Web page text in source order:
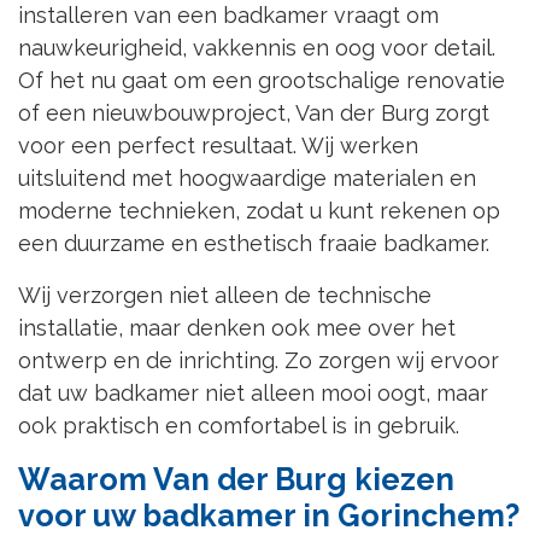
installeren van een badkamer vraagt om
nauwkeurigheid, vakkennis en oog voor detail.
Of het nu gaat om een grootschalige renovatie
of een nieuwbouwproject, Van der Burg zorgt
voor een perfect resultaat. Wij werken
uitsluitend met hoogwaardige materialen en
moderne technieken, zodat u kunt rekenen op
een duurzame en esthetisch fraaie badkamer.
Wij verzorgen niet alleen de technische
installatie, maar denken ook mee over het
ontwerp en de inrichting. Zo zorgen wij ervoor
dat uw badkamer niet alleen mooi oogt, maar
ook praktisch en comfortabel is in gebruik.
Waarom Van der Burg kiezen
voor uw badkamer in Gorinchem?